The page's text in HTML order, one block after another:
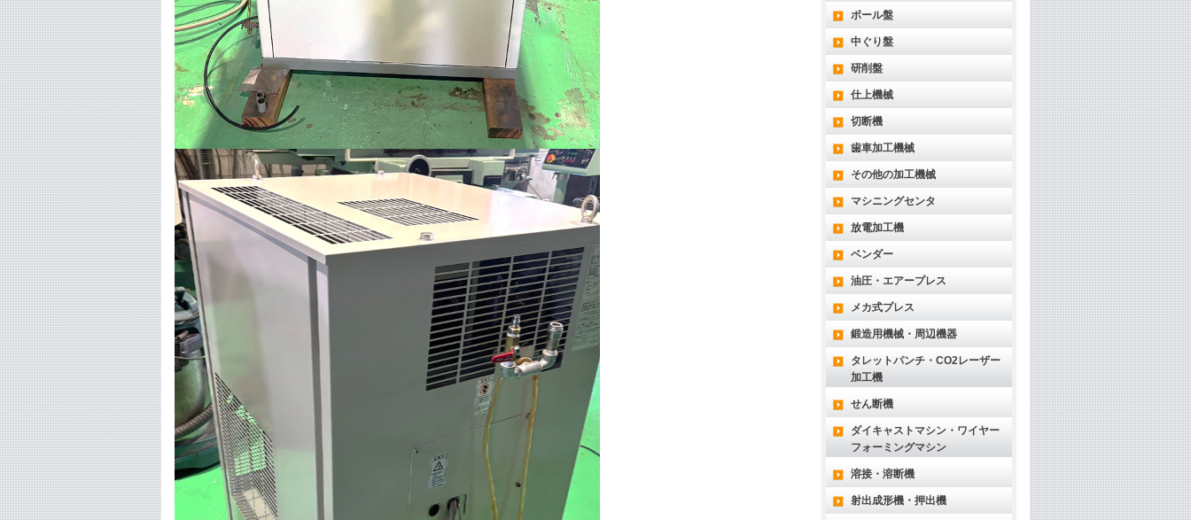
ボール盤
中ぐり盤
研削盤
仕上機械
切断機
歯車加工機械
その他の加工機械
マシニングセンタ
放電加工機
ベンダー
油圧・エアープレス
メカ式プレス
鍛造用機械・周辺機器
タレットパンチ・CO2レーザー
加工機
せん断機
ダイキャストマシン・ワイヤー
フォーミングマシン
溶接・溶断機
射出成形機・押出機